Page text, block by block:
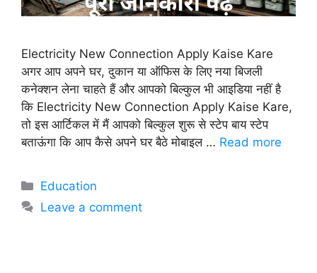
Electricity New Connection Apply Kaise Kare
अगर आप अपने घर, दुकान या ऑफिस के लिए नया बिजली
कनेक्शन लेना चाहते हैं और आपको बिल्कुल भी आइडिया नहीं है
कि Electricity New Connection Apply Kaise Kare,
तो इस आर्टिकल में मैं आपको बिल्कुल शुरू से स्टेप बाय स्टेप
बताऊंगा कि आप कैसे अपने घर बैठे मोबाइल … Read more
Categories
Education
Leave a comment